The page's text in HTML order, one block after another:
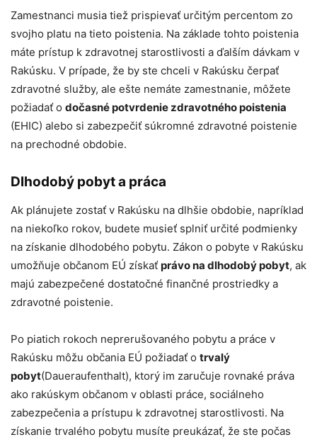
Zamestnanci musia tiež prispievať určitým percentom zo
svojho platu na tieto poistenia. Na základe tohto poistenia
máte prístup k zdravotnej starostlivosti a ďalším dávkam v
Rakúsku. V prípade, že by ste chceli v Rakúsku čerpať
zdravotné služby, ale ešte nemáte zamestnanie, môžete
požiadať o dočasné potvrdenie zdravotného poistenia
(EHIC) alebo si zabezpečiť súkromné zdravotné poistenie
na prechodné obdobie.
Dlhodobý pobyt a práca
Ak plánujete zostať v Rakúsku na dlhšie obdobie, napríklad
na niekoľko rokov, budete musieť splniť určité podmienky
na získanie dlhodobého pobytu. Zákon o pobyte v Rakúsku
umožňuje občanom EÚ získať právo na dlhodobý pobyt, ak
majú zabezpečené dostatočné finančné prostriedky a
zdravotné poistenie.
Po piatich rokoch neprerušovaného pobytu a práce v
Rakúsku môžu občania EÚ požiadať o trvalý
pobyt(Daueraufenthalt), ktorý im zaručuje rovnaké práva
ako rakúskym občanom v oblasti práce, sociálneho
zabezpečenia a prístupu k zdravotnej starostlivosti. Na
získanie trvalého pobytu musíte preukázať, že ste počas